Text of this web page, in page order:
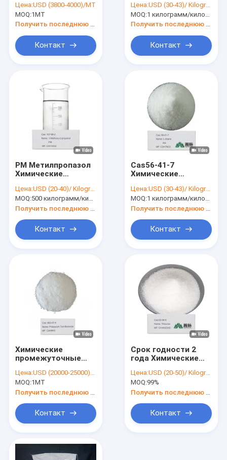
79-3 C6H14N4O2 Arg
H-Arg-OH L-аргинина
Цена:USD (3800-4000)/MT
MOQ:1MT
Получить последнюю цену
Контакт
вещества глицинат
меди CAS 13479-54-
4 C4H8CuN2O4
Цена:USD (30-43)/ Kilogram
MOQ:1 килограмм/килограмм
Получить последнюю цену
Контакт
PM Метилпропазол
Химические
вещества
Метоксипропанол
CAS 107-98-2
Цена:USD (20-40)/ Kilogram
MOQ:500 килограмм/килограммов
Контакт
Cas56-41-7
Химические
вещества L-аланин
H-Ala-Oh L-2-
аминопропионовая
Цена:USD (30-43)/ Kilogram
MOQ:1 килограмм/килограмм
Контакт
Химические
промежуточные
тертобутоксида
калия 865-47-4 с
сертификацией
Цена:USD (20000-25000)/MT
MOQ:1MT
Контакт
Срок годности 2
года Химические
продукты Merck
9367
Цена:USD (20-50)/ Kilogram
MOQ:99%
Контакт